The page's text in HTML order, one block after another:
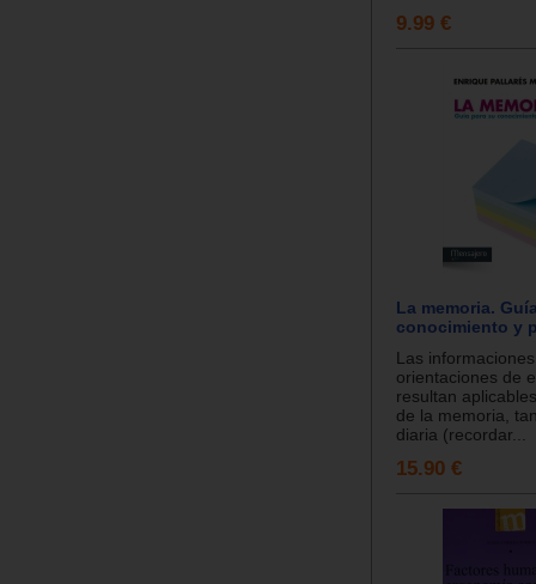
9.99 €
La memoria.
conocimiento y
Las
orientaciones de
resultan
de la memoria,
diaria (recordar...
15.90 €